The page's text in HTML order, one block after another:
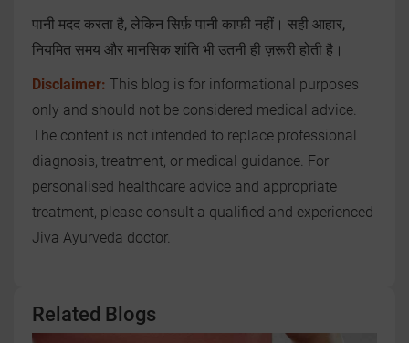
पानी मदद करता है, लेकिन सिर्फ़ पानी काफी नहीं। सही आहार,
नियमित समय और मानसिक शांति भी उतनी ही ज़रूरी होती है।
Disclaimer: This blog is for informational purposes
only and should not be considered medical advice.
The content is not intended to replace professional
diagnosis, treatment, or medical guidance. For
personalised healthcare advice and appropriate
treatment, please consult a qualified and experienced
Jiva Ayurveda doctor.
Related Blogs